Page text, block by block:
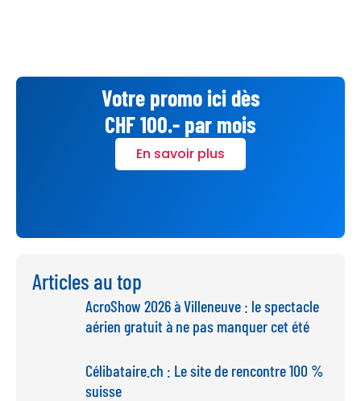
Votre promo ici dès
CHF 100.- par mois
En savoir plus
Articles au top
AcroShow 2026 à Villeneuve : le spectacle
aérien gratuit à ne pas manquer cet été
Célibataire.ch : Le site de rencontre 100 %
suisse